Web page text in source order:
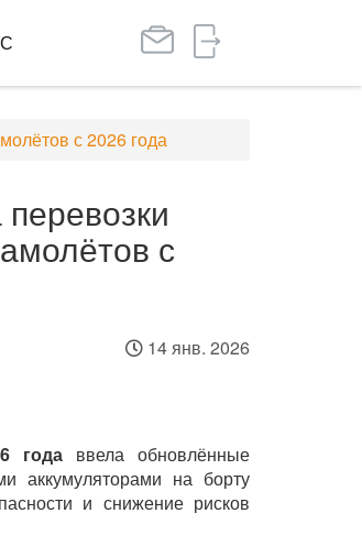
с 2026 года
с
14 янв. 2026
года ввела обновлённые
аккумуляторами на борту
и снижение рисков